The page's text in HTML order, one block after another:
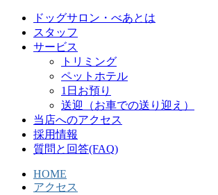
ドッグサロン・べあとは
スタッフ
サービス
トリミング
ペットホテル
1日お預り
送迎（お車での送り迎え）
当店へのアクセス
採用情報
質問と回答(FAQ)
HOME
アクセス